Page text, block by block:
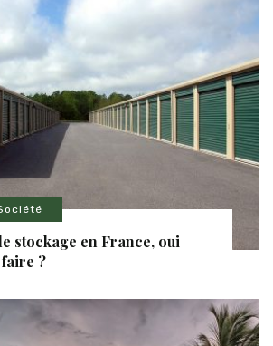
stockage en France, oui
?